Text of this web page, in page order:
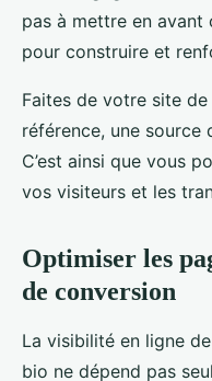
pas à mettre en avant
pour construire et
Faites de votre site
référence, une source
C’est ainsi que vous
vos visiteurs et les
Optimiser les
de conversion
La visibilité en ligne
bio ne dépend pas